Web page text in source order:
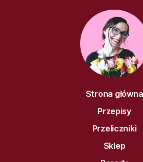
Strona główna
Przepisy
Przeliczniki
Sklep